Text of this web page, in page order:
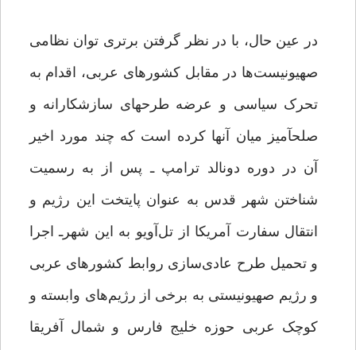
در عین حال، با در نظر گرفتن برتری توان نظامی
صهیونیست‌ها در مقابل کشورهای عربی، اقدام به
تحرک سیاسی و عرضه طرح‏های سازشکارانه و
صلح‏آمیز میان آنها کرده است که چند مورد اخیر
آن در دوره دونالد ترامپ ـ پس از به رسمیت
شناختن شهر قدس به عنوان پایتخت این رژیم و
انتقال سفارت آمریکا از تل‌آویو به این شهرـ اجرا
و تحمیل طرح عادی‌سازی روابط کشورهای عربی
و رژیم صهیونیستی به برخی از رژیم‌های وابسته و
کوچک عربی حوزه خلیج فارس و شمال آفریقا